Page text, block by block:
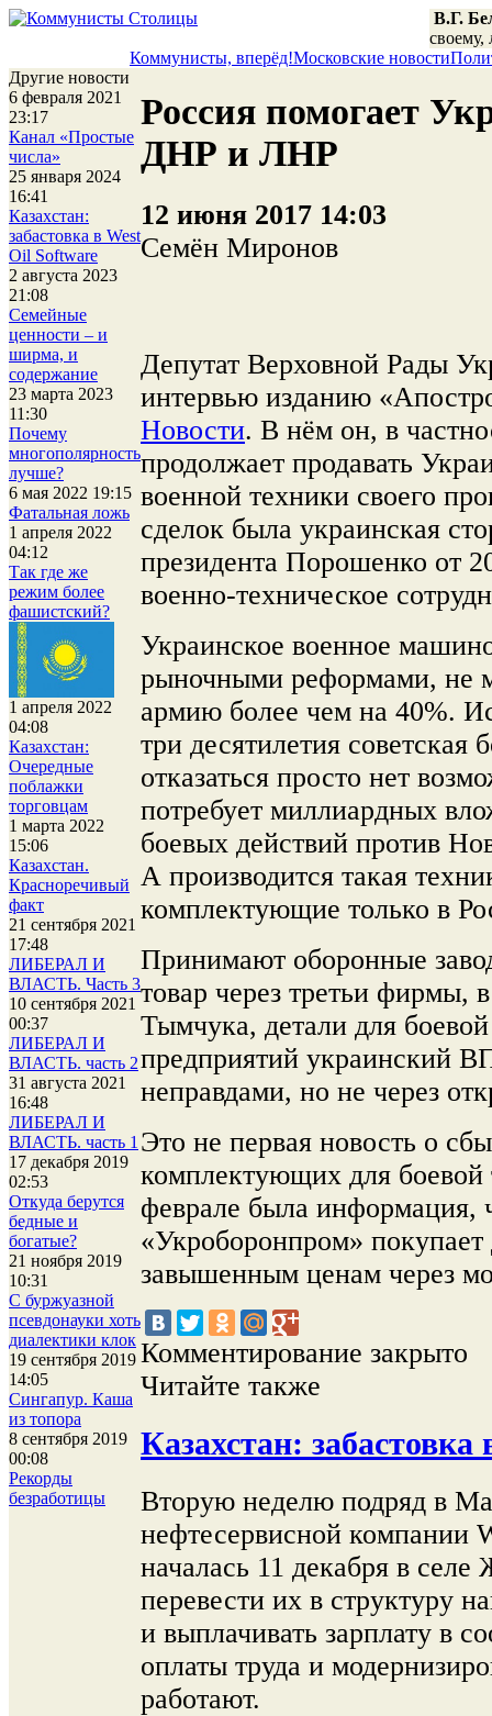
В.Г.
своему,
Коммунисты, вперёд!Московские новости
Другие новости
6 февраля 2021
23:17
Канал «Простые
числа»
25 января 2024
16:41
Казахстан:
забастовка в West
Oil Software
2 августа 2023
21:08
Семейные
ценности – и
ширма, и
содержание
23 марта 2023
11:30
Почему
многополярность
лучше?
6 мая 2022 19:15
Фатальная ложь
1 апреля 2022
04:12
Так где же
режим более
фашистский?
1 апреля 2022
04:08
Казахстан:
Очередные
поблажки
торговцам
1 марта 2022
15:06
Казахстан.
Красноречивый
факт
21 сентября 2021
17:48
ЛИБЕРАЛ И
ВЛАСТЬ. Часть 3
10 сентября 2021
00:37
ЛИБЕРАЛ И
ВЛАСТЬ. часть 2
31 августа 2021
16:48
ЛИБЕРАЛ И
ВЛАСТЬ. часть 1
17 декабря 2019
02:53
Откуда берутся
бедные и
богатые?
21 ноября 2019
10:31
С буржуазной
псевдонауки хоть
диалектики клок
19 сентября 2019
14:05
Сингапур. Каша
из топора
8 сентября 2019
00:08
Рекорды
безработицы
Россия помогает
ДНР и ЛНР
12 июня 2017 14:03
Семён Миронов
Депутат Верховной Рады
интервью изданию
Новости. В нём он, в
продолжает продавать
военной техники своего
сделок была украинская
президента Порошенко от
военно-техническое
Украинское военное
рыночными реформами, не
армию более чем на 40%.
три десятилетия советская
отказаться просто нет
потребует миллиардных
боевых действий против
А производится такая
комплектующие только в
Принимают оборонные
товар через третьи фирмы,
Тымчука, детали для
предприятий украинский
неправдами, но не через
Это не первая новость о
комплектующих для боевой
феврале была информация,
«Укроборонпром» покупает
завышенным ценам через
Комментирование закрыто
Читайте также
Казахстан:
Вторую неделю подряд в
нефтесервисной компании
началась 11 декабря в
перевести их в структуру
и выплачивать зарплату в
оплаты труда и
работают.